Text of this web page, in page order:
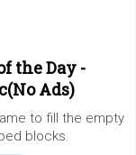
the Day -
Ads)
to fill the empty
blocks.